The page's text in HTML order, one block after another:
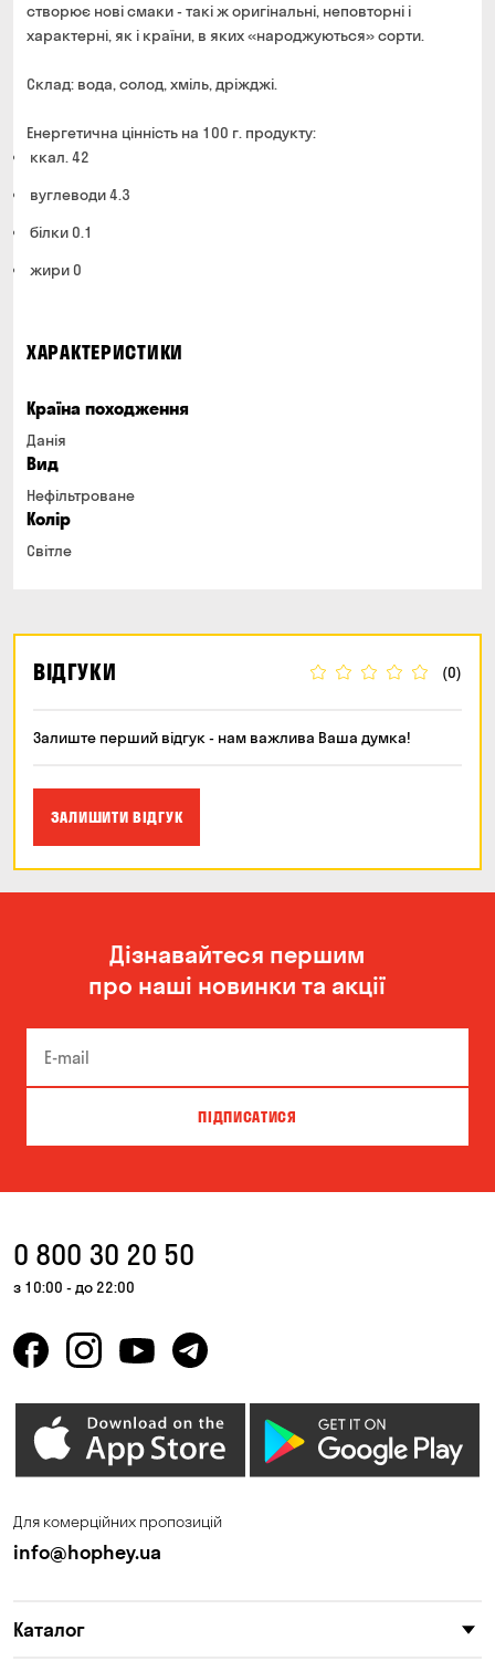
створює нові смаки - такі ж оригінальні, неповторні і
характерні, як і країни, в яких «народжуються» сорти.
Склад: вода, солод, хміль, дріжджі.
Енергетична цінність на 100 г. продукту:
ккал. 42
вуглеводи 4.3
білки 0.1
жири 0
ХАРАКТЕРИСТИКИ
Країна походження
Данія
Вид
Нефільтроване
Колір
Світле
ВІДГУКИ (0)
Залиште перший відгук - нам важлива Ваша думка!
ЗАЛИШИТИ ВІДГУК
Дізнавайтеся першим
про наші новинки та акції
ПІДПИСАТИСЯ
0 800 30 20 50
з 10:00 - до 22:00
Для комерційних пропозицій
info@hophey.ua
Каталог